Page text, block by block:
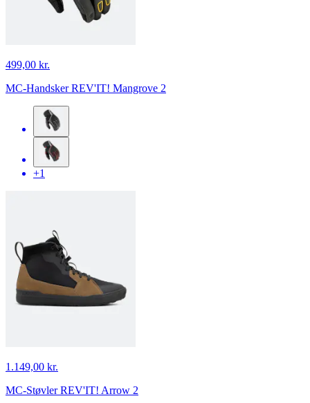
499,00 kr.
MC-Handsker REV'IT! Mangrove 2
+1
1.149,00 kr.
MC-Støvler REV'IT! Arrow 2